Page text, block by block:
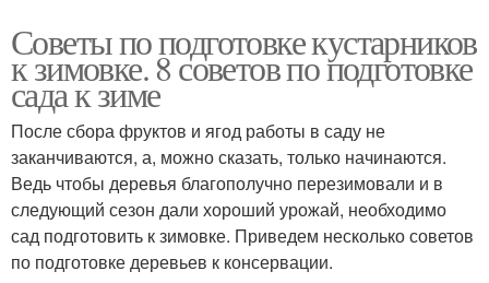
Советы по подготовке кустарников
к зимовке. 8 советов по подготовке
сада к зиме
После сбора фруктов и ягод работы в саду не
заканчиваются, а, можно сказать, только начинаются.
Ведь чтобы деревья благополучно перезимовали и в
следующий сезон дали хороший урожай, необходимо
сад подготовить к зимовке. Приведем несколько советов
по подготовке деревьев к консервации.